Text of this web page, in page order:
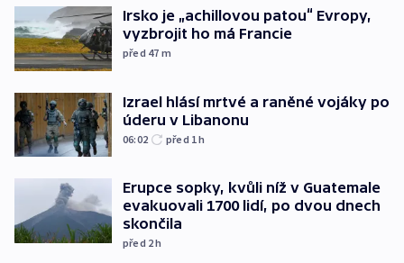
Irsko je „achillovou patou“ Evropy,
vyzbrojit ho má Francie
před 47 m
Izrael hlásí mrtvé a raněné vojáky po
úderu v Libanonu
06:02 před 1h
Erupce sopky, kvůli níž v Guatemale
evakuovali 1700 lidí, po dvou dnech
skončila
před 2h